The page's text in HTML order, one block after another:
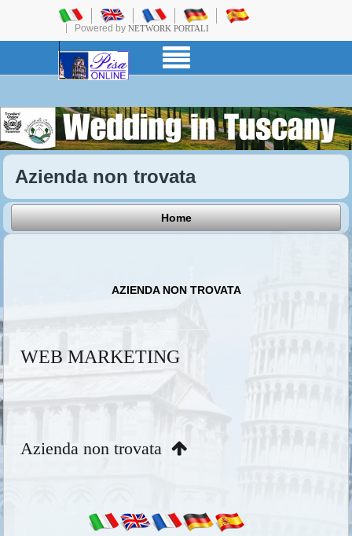
Powered by NETWORK PORTALI
Azienda non trovata
Home
AZIENDA NON TROVATA
WEB MARKETING
Azienda non trovata